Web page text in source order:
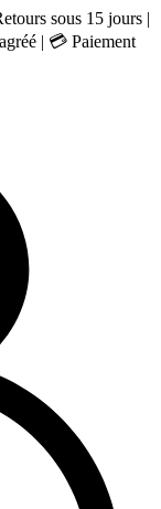
sous 15 jours |
| 💳 Paiement